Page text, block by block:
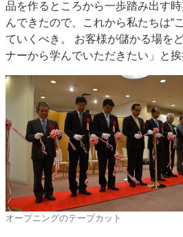
品を作るところから一歩踏み出す
んできたので、これから私たちは“
ていくべき。 お客様が儲かる場を
ナーから学んでいただきたい」と挨
オープニングのテープカット